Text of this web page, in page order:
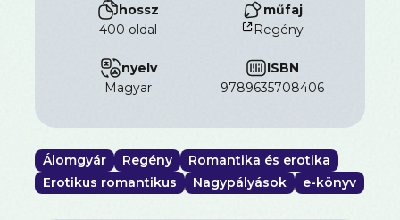
Max Monroe, a New York Times és a USA Today
bestsellerszerző-párosának regénye egy
pajkos pillanatoké a főszerep.
„Fantasztikus olvasmány!” – Unconventional
Bookworms
hossz
400 oldal
műfaj
Regény
nyelv
magyar
ISBN
9789635708406
Álomgyár Regény
Romantika és erotika
Erotikus romantikus
Nagypályások e-könyv